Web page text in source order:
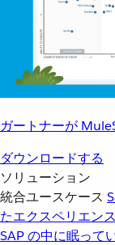
ガートナーが
ダウンロードする
ソリューション
統合ユースケース
たエクスペリエン
SAP の中に眠って